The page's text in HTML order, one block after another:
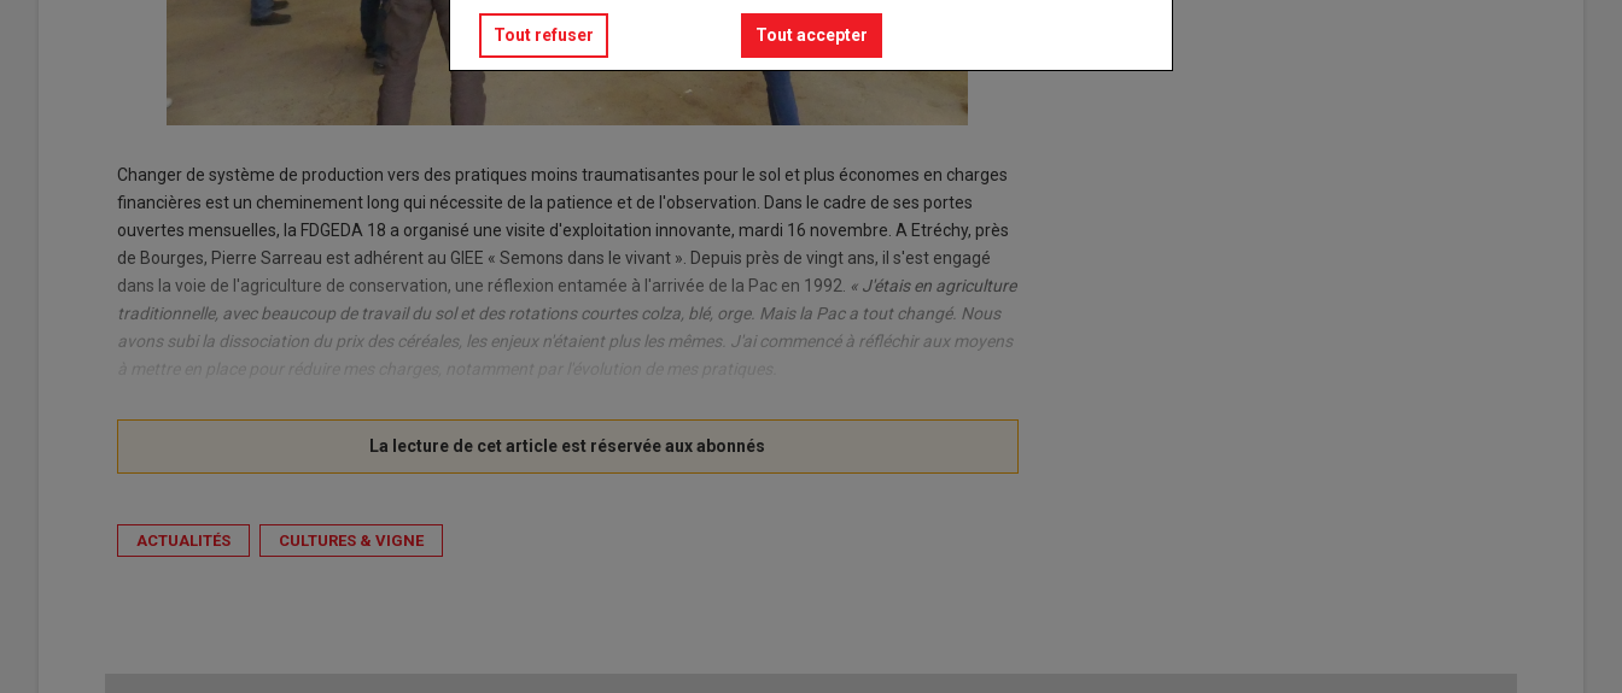
Changer de système de production vers des pratiques moins traumatisantes pour le sol et plus économes en charges
financières est un cheminement long qui nécessite de la patience et de l'observation. Dans le cadre de ses portes
ouvertes mensuelles, la FDGEDA 18 a organisé une visite d'exploitation innovante, mardi 16 novembre. A Etréchy, près
de Bourges, Pierre Sarreau est adhérent au GIEE « Semons dans le vivant ». Depuis près de vingt ans, il s'est engagé
dans la voie de l'agriculture de conservation, une réflexion entamée à l'arrivée de la Pac en 1992. « J'étais en agriculture
traditionnelle, avec beaucoup de travail du sol et des rotations courtes colza, blé, orge. Mais la Pac a tout changé. Nous
avons subi la dissociation du prix des céréales, les enjeux n'étaient plus les mêmes. J'ai commencé à réfléchir aux moyens
ACTUALITÉS CULTURES & VIGNE
Tout refuser Tout accepter